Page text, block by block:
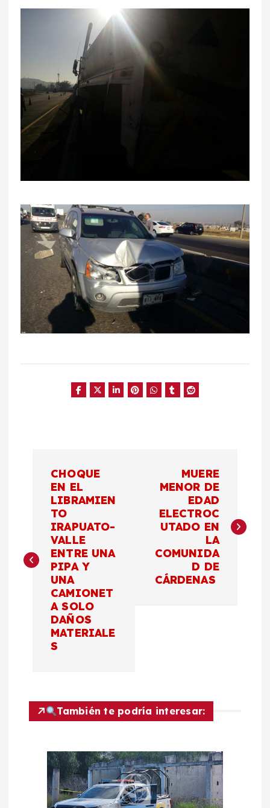
e
ó
n
CHOQUE
EN EL
LIBRAMIEN
TO
IRAPUATO-
VALLE
ENTRE UNA
PIPA Y
UNA
CAMIONET
A SOLO
DAÑOS
MATERIALE
S
MUERE
MENOR DE
EDAD
ELECTROC
UTADO EN
LA
COMUNIDA
D DE
CÁRDENAS
También te podría interesar: